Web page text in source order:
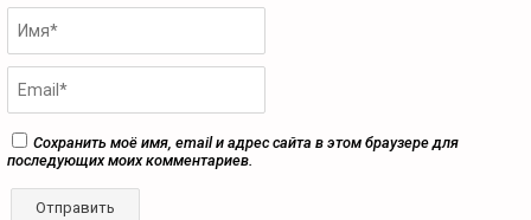
Сохранить моё имя, email и адрес сайта в этом браузере для
последующих моих комментариев.